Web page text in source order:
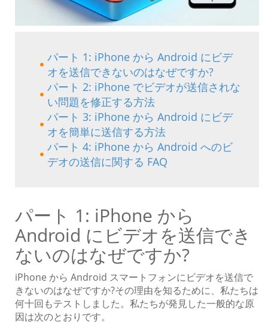
パート 1: iPhone から Android にビデ
オを送信できないのはなぜですか?
パート 2: iPhone でビデオが送信されな
い問題を修正する方法
パート 3: iPhone から Android にビデ
オを簡単に送信する方法
パート 4: iPhone から Android へのビ
デオの送信に関する FAQ
パート 1: iPhone から
Android にビデオを送信でき
ないのはなぜですか?
iPhone から Android スマートフォンにビデオを送信で
きないのはなぜですか?その理由を知るために、私たちは
何十回もテストしました。私たちが発見した一般的な原
因は次のとおりです。